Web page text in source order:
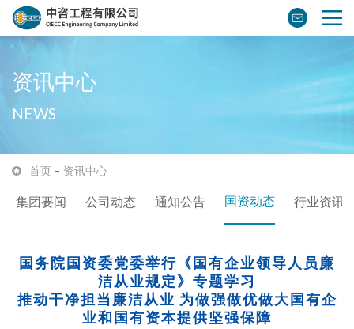
资讯中心
NEWS
首页 资讯中心
集团要闻 公司动态 通知公告 国资动态 行业资讯
国务院国资委党委举行《国有企业领导人员廉
洁从业规定》专题学习
推动干净担当廉洁从业 为做强做优做大国有企
业和国有资本提供坚强保障